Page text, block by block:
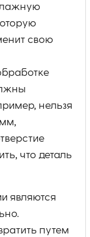
свою
нельзя
что деталь
являются
путем